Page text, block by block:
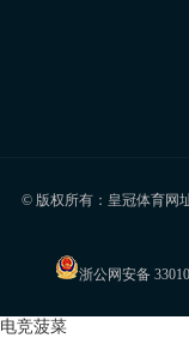
© 版权所有：皇冠体育网址
浙公网安备
电竞菠菜